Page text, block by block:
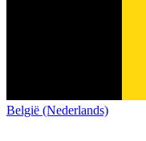
België (Nederlands)